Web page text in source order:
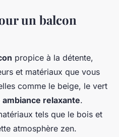
pour
votre balcon
et
de lecture
un balcon
propice à la détente,
et matériaux que vous
comme le beige, le vert
ambiance relaxante.
tels que le bois et
atmosphère zen.